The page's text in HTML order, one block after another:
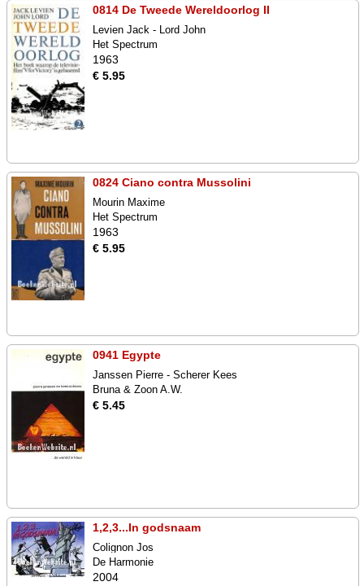
0814 De Tweede Wereldoorlog II
Levien Jack - Lord John
Het Spectrum
1963
€ 5.95
0824 Ciano contra Mussolini
Mourin Maxime
Het Spectrum
1963
€ 5.95
0941 Egypte
Janssen Pierre - Scherer Kees
Bruna & Zoon A.W.
€ 5.45
1,2,3...In godsnaam
Colignon Jos
De Harmonie
2004